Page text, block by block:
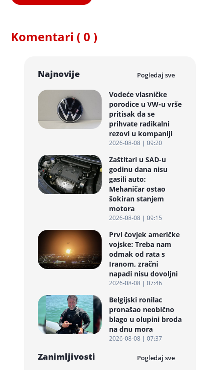
Komentari ( 0 )
Najnovije Pogledaj sve
Vodeće vlasničke
porodice u VW-u vrše
pritisak da se
prihvate radikalni
rezovi u kompaniji
2026-08-08 | 09:20
Zaštitari u SAD-u
godinu dana nisu
gasili auto:
Mehaničar ostao
šokiran stanjem
motora
2026-08-08 | 09:15
Prvi čovjek američke
vojske: Treba nam
odmak od rata s
Iranom, zračni
napadi nisu dovoljni
2026-08-08 | 07:46
Belgijski ronilac
pronašao neobično
blago u olupini broda
na dnu mora
2026-08-08 | 07:37
Zanimljivosti Pogledaj sve